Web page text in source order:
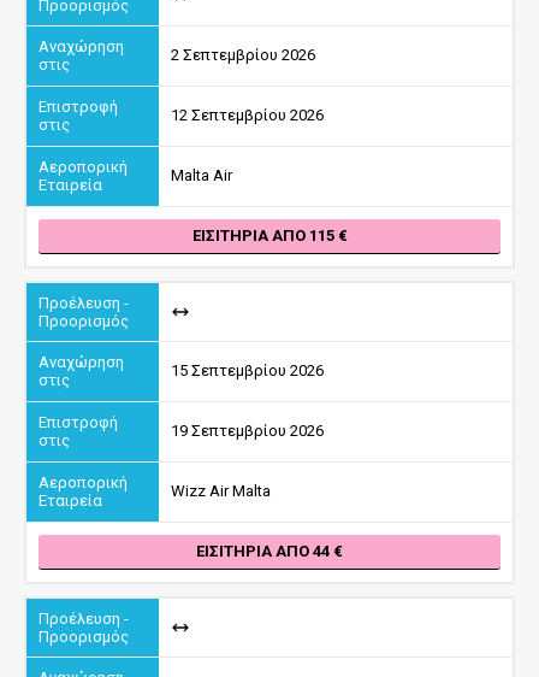
2 Σεπτεμβρίου 2026
12 Σεπτεμβρίου 2026
Malta Air
ΕΙΣΙΤΉΡΙΑ ΑΠΌ 115
15 Σεπτεμβρίου 2026
19 Σεπτεμβρίου 2026
Wizz Air Malta
ΕΙΣΙΤΉΡΙΑ ΑΠΌ 44